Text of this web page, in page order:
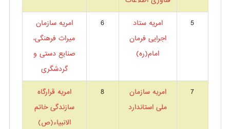
5
امریه ستاد
اجرایی فرمان
امام(ره)
6
امریه سازمان
میراث فرهنگی،
صنایع دستی و
گردشگری
7
امریه سازمان
ملی استاندارد
8
امریه قرارگاه
سازندگی خاتم
الانبیاء(ص)